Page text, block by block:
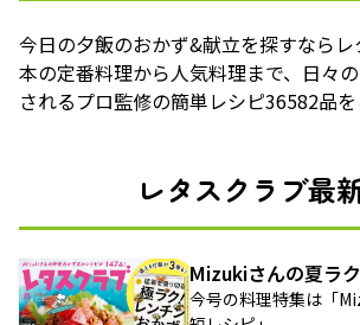
今日の夕飯のおかず&献立を探すなら
本の定番料理から人気料理まで、日々
されるプロ監修の簡単レシピ36582品を
レタスクラブ最
Mizukiさんの夏ラ
今号の料理特集は「